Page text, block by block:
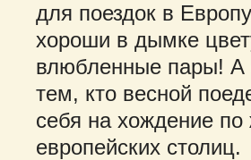
для поездок в
хороши в дымке
влюбленные пары! А
тем, кто весной
себя на хождение
европейских столиц.